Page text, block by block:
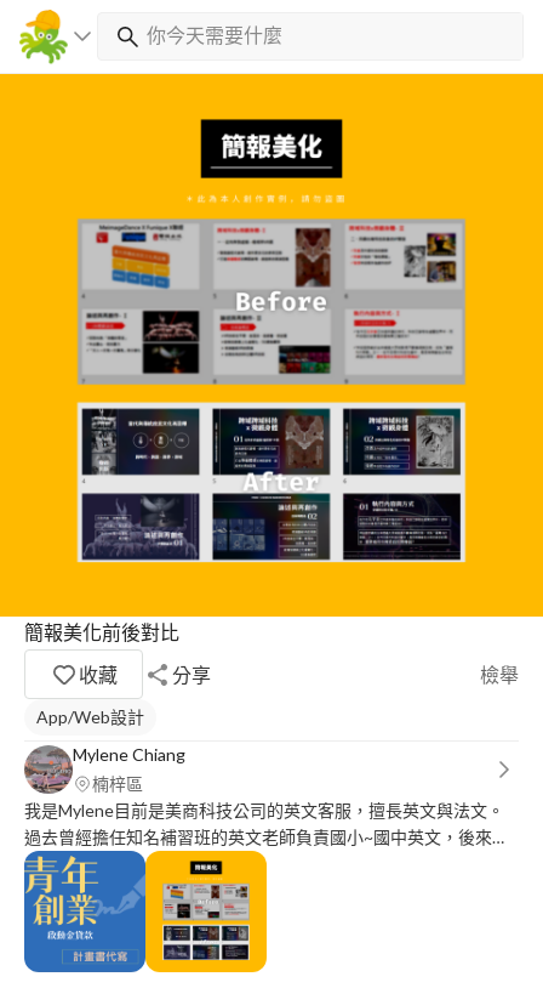
簡報美化前後對比
收藏
分享 檢舉
App/Web設計
Mylene Chiang
楠梓區
我是Mylene目前是美商科技公司的英文客服，擅長英文與法文。
過去曾經擔任知名補習班的英文老師負責國小~國中英文，後來曾
任矽谷科技公司英文客服以及行銷企劃。 現在專注在客服一職，
下班後接案幫各行各業的客戶製做ppt簡報美化服務(包含演講、會
議、各式結案報告、提案報告）、申請政府補助案
（SBIT,SITI,CITD等） 歡迎到我的相簿或是tasker簡介
https://www.tasker.com.tw/workroom/zvXXj上查看更多作品！